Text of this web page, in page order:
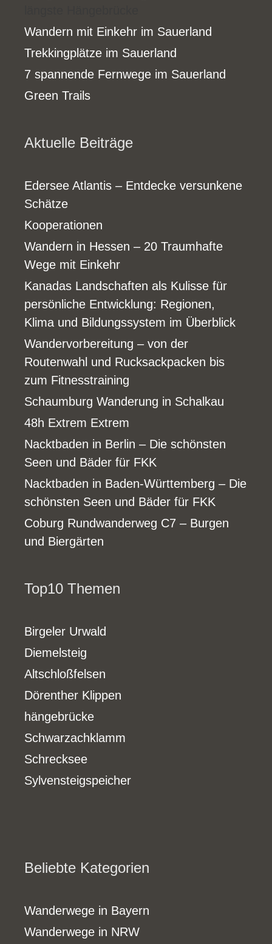
Wandern mit Einkehr im Sauerland
Trekkingplätze im Sauerland
7 spannende Fernwege im Sauerland
Green Trails
Aktuelle Beiträge
Edersee Atlantis – Entdecke versunkene
Schätze
Kooperationen
Wandern in Hessen – 20 Traumhafte
Wege mit Einkehr
Kanadas Landschaften als Kulisse für
persönliche Entwicklung: Regionen,
Klima und Bildungssystem im Überblick
Wandervorbereitung – von der
Routenwahl und Rucksackpacken bis
zum Fitnesstraining
Schaumburg Wanderung in Schalkau
48h Extrem Extrem
Nacktbaden in Berlin – Die schönsten
Seen und Bäder für FKK
Nacktbaden in Baden-Württemberg – Die
schönsten Seen und Bäder für FKK
Coburg Rundwanderweg C7 – Burgen
und Biergärten
Top10 Themen
Birgeler Urwald
Diemelsteig
Altschloßfelsen
Dörenther Klippen
hängebrücke
Schwarzachklamm
Schrecksee
Sylvensteigspeicher
Beliebte Kategorien
Wanderwege in Bayern
Wanderwege in NRW